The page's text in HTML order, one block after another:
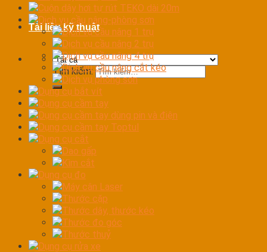
Tài liệu kỹ thuật
Tìm kiếm:
Cuộn dây hơi tự rút TEKO dài 20m
Dịch vụ cầu nâng-phòng sơn
Dịch vụ cầu nâng 1 trụ
Dịch vụ cầu nâng 2 trụ
Dịch vụ cầu nâng 4 trụ
Dịch vụ cầu nâng cắt kéo
Dịch vụ phòng sơn
Dụng cụ bắt vít
Dụng cụ cầm tay
Dụng cụ cầm tay dùng pin và điện
Dụng cụ cầm tay Toptul
Dụng cụ cắt
Dao gấp
Kìm cắt
Dụng cụ đo
Máy cân Laser
Thước cặp
Thước dây, thước kéo
Thước đo góc
Thước thuỷ
Dụng cụ rửa xe